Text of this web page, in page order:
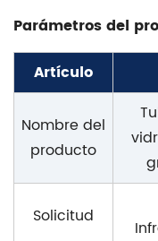
Parámetros del
Artículo
Nombre del
producto
Solicitud